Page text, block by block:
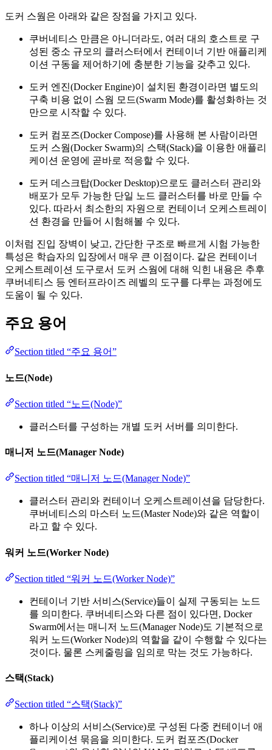
도커 스웜은 아래와 같은 장점을 가지고 있다.
쿠버네티스 만큼은 아니더라도, 여러 대의 호스트로 구
성된 중소 규모의 클러스터에서 컨테이너 기반 애플리케
이션 구동을 제어하기에 충분한 기능을 갖추고 있다.
도커 엔진(Docker Engine)이 설치된 환경이라면 별도의
구축 비용 없이 스웜 모드(Swarm Mode)를 활성화하는 것
만으로 시작할 수 있다.
도커 컴포즈(Docker Compose)를 사용해 본 사람이라면
도커 스웜(Docker Swarm)의 스택(Stack)을 이용한 애플리
케이션 운영에 곧바로 적응할 수 있다.
도커 데스크탑(Docker Desktop)으로도 클러스터 관리와
배포가 모두 가능한 단일 노드 클러스터를 바로 만들 수
있다. 따라서 최소한의 자원으로 컨테이너 오케스트레이
션 환경을 만들어 시험해볼 수 있다.
이처럼 진입 장벽이 낮고, 간단한 구조로 빠르게 시험 가능한
특성은 학습자의 입장에서 매우 큰 이점이다. 같은 컨테이너
오케스트레이션 도구로서 도커 스웜에 대해 익힌 내용은 추후
쿠버네티스 등 엔터프라이즈 레벨의 도구를 다루는 과정에도
도움이 될 수 있다.
주요 용어
Section titled “주요 용어”
노드(Node)
Section titled “노드(Node)”
클러스터를 구성하는 개별 도커 서버를 의미한다.
매니저 노드(Manager Node)
Section titled “매니저 노드(Manager Node)”
클러스터 관리와 컨테이너 오케스트레이션을 담당한다.
쿠버네티스의 마스터 노드(Master Node)와 같은 역할이
라고 할 수 있다.
워커 노드(Worker Node)
Section titled “워커 노드(Worker Node)”
컨테이너 기반 서비스(Service)들이 실제 구동되는 노드
를 의미한다. 쿠버네티스와 다른 점이 있다면, Docker
Swarm에서는 매니저 노드(Manager Node)도 기본적으로
워커 노드(Worker Node)의 역할을 같이 수행할 수 있다는
것이다. 물론 스케줄링을 임의로 막는 것도 가능하다.
스택(Stack)
Section titled “스택(Stack)”
하나 이상의 서비스(Service)로 구성된 다중 컨테이너 애
플리케이션 묶음을 의미한다. 도커 컴포즈(Docker